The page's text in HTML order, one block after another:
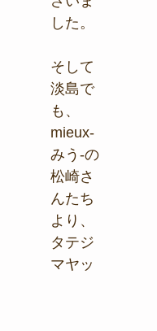
した。
そして
淡島で
も、
mieux-
みう-の
松崎さ
んたち
より、
タテジ
マヤッ